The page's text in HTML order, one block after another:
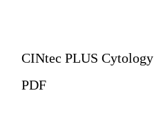
Download
CINtec PLUS Cytology
PDF